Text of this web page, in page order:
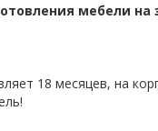
мебели на
18 месяцев, на